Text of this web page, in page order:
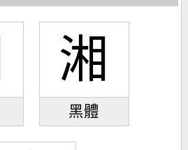
湘
黑體